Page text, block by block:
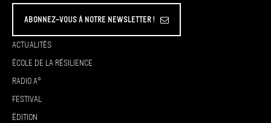
Abonnez-vous à Notre Newsletter !
Actualités
École de la résilience
Radio A°
Festival
Édition